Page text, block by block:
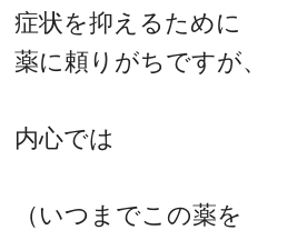
症状を抑えるために
薬に頼りがちですが、
内心では
（いつまでこの薬を